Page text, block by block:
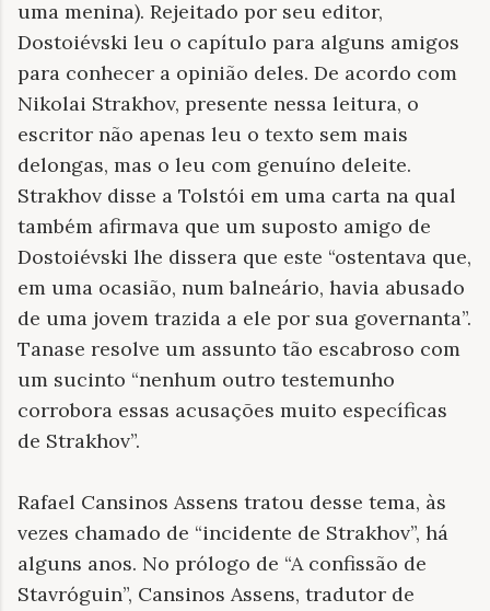
uma menina). Rejeitado por seu editor,
Dostoiévski leu o capítulo para alguns amigos
para conhecer a opinião deles. De acordo com
Nikolai Strakhov, presente nessa leitura, o
escritor não apenas leu o texto sem mais
delongas, mas o leu com genuíno deleite.
Strakhov disse a Tolstói em uma carta na qual
também afirmava que um suposto amigo de
Dostoiévski lhe dissera que este “ostentava que,
em uma ocasião, num balneário, havia abusado
de uma jovem trazida a ele por sua governanta”.
Tanase resolve um assunto tão escabroso com
um sucinto “nenhum outro testemunho
corrobora essas acusações muito específicas
de Strakhov”.
Rafael Cansinos Assens tratou desse tema, às
vezes chamado de “incidente de Strakhov”, há
alguns anos. No prólogo de “A confissão de
Stavróguin”, Cansinos Assens, tradutor de